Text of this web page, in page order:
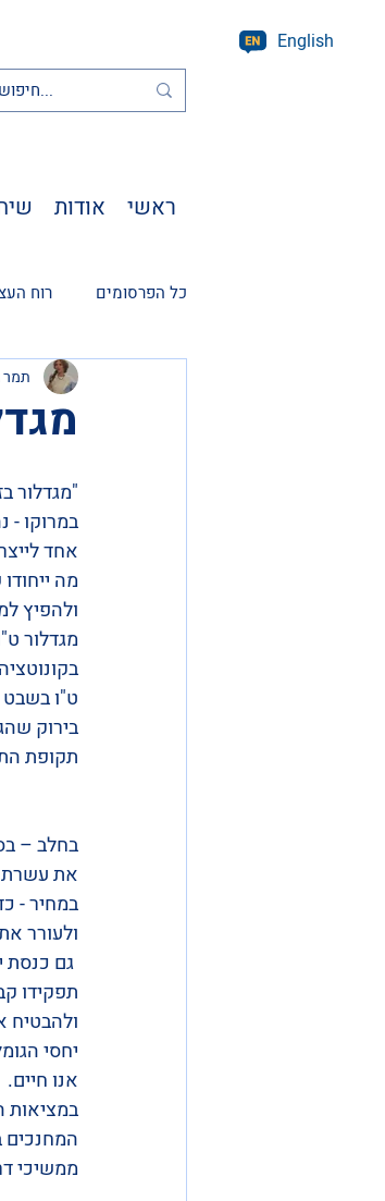
English
ראשי אודות
כל הפרסומים רוח
תמר
"מגדלור
במרוקו -
אחד
מה
ולהפיץ
מגדלור
ט"ו
בירוק
תקופת
בחלב –
את עשרת
במחיר -
ולעורר
גם כנסת
תפקידו
ולהבטיח
יחסי
אנו חיים.
במציאות
המחנכים
ממשיכי